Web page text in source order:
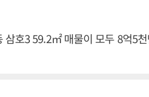
호3 59.2㎡ 매물이 모두 8억5